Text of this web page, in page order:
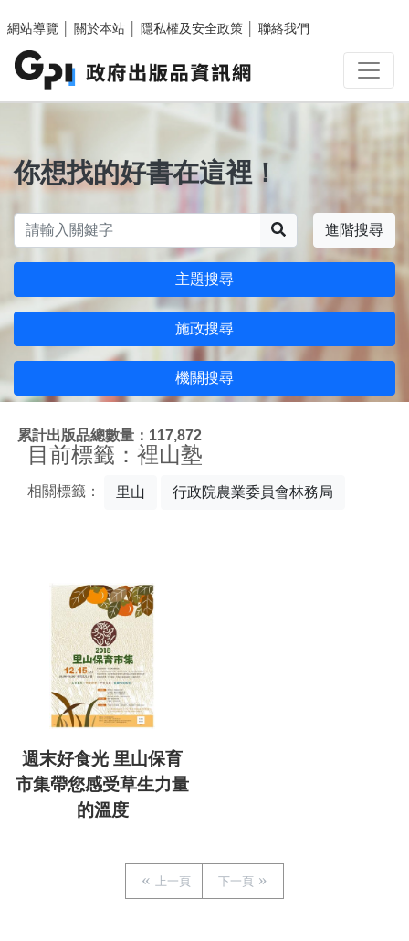
網站導覽
關於本站 隱私權及安全政策 聯絡我們
你想找的好書在這裡！
進階搜尋
主題搜尋
施政搜尋
機關搜尋
累計出版品總數量：117,872
目前標籤：裡山塾
相關標籤： 里山 行政院農業委員會林務局
週末好食光 里山保育
市集帶您感受草生力量
的溫度
上一頁 下一頁